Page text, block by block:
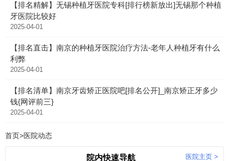
【排名精解】无锡种植牙医院专科[排行榜新放出]无锡那个种植
牙医院比较好
2025-04-01
【排名直击】南京的种植牙医院治疗方法-老年人种植牙有什么
利弊
2025-04-01
【排名清单】南京牙齿矫正医院吧[排名公开]_南京矫正牙多少
钱{网评前三}
2025-04-01
首页>医院动态
院内快速导航 医院主页 >